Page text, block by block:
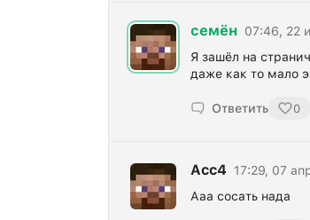
семён 07:46, 22
Я зашёл на
даже как то мало
Ответить 0
Acc4 17:29, 07
Ааа сосать нада